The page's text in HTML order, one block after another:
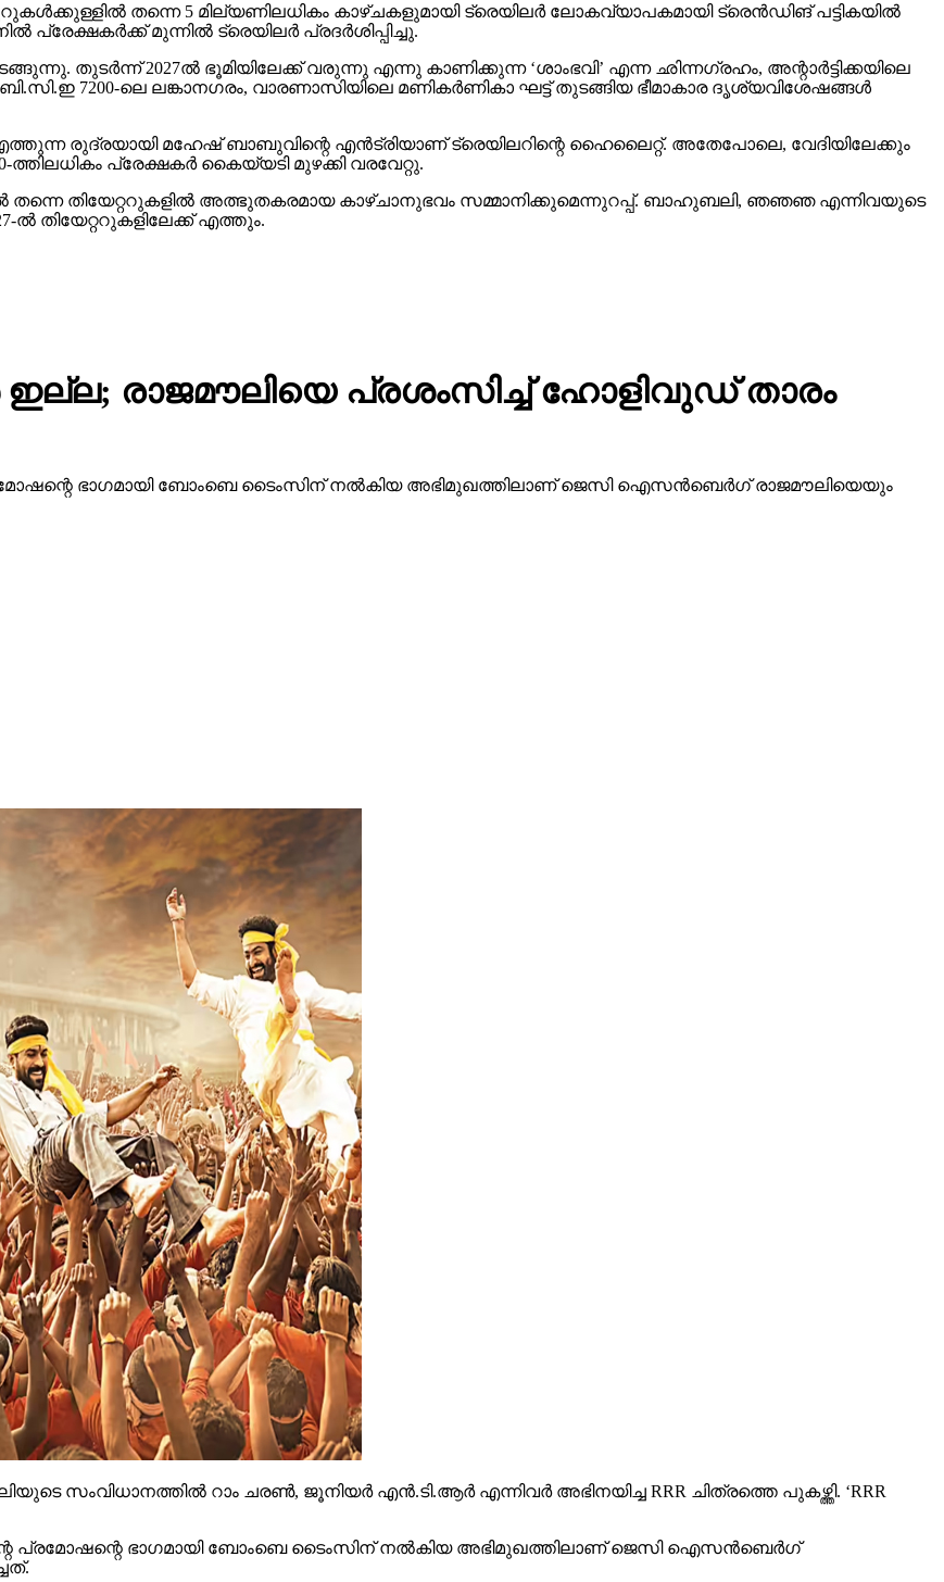
തന്നെ 5 മില്യണിലധികം കാഴ്ചകളുമായി ട്രെയിലര്‍ ലോകവ്യാപകമായി ട്രെന്‍ഡിങ് പട്ടികയില്‍
പ്രേക്ഷകര്‍ക്ക് മുന്നില്‍ ട്രെയിലര്‍ പ്രദര്‍ശിപ്പിച്ചു.
തുടര്‍ന്ന് 2027ല്‍ ഭൂമിയിലേക്ക് വരുന്നു എന്നു കാണിക്കുന്ന ‘ശാംഭവി’ എന്ന ഛിന്നഗ്രഹം, അന്റാര്‍ട്ടിക്കയിലെ
7200-ലെ ലങ്കാനഗരം, വാരണാസിയിലെ മണികര്‍ണികാ ഘട്ട് തുടങ്ങിയ ഭീമാകാര ദൃശ്യവിശേഷങ്ങള്‍
രുദ്രയായി മഹേഷ് ബാബുവിന്റെ എന്‍ട്രിയാണ് ട്രെയിലറിന്റെ ഹൈലൈറ്റ്. അതേപോലെ, വേദിയിലേക്കും
പ്രേക്ഷകര്‍ കൈയ്യടി മുഴക്കി വരവേറ്റു.
തിയേറ്ററുകളില്‍ അത്ഭുതകരമായ കാഴ്ചാനുഭവം സമ്മാനിക്കുമെന്നുറപ്പ്. ബാഹുബലി, ഞഞഞ എന്നിവയുടെ
ല്‍ തിയേറ്ററുകളിലേക്ക് എത്തും.
ഇല്ല; രാജമൗലിയെ പ്രശംസിച്ച് ഹോളിവുഡ് താരം
ഭാഗമായി ബോംബെ ടൈംസിന് നല്‍കിയ അഭിമുഖത്തിലാണ് ജെസി ഐസന്‍ബെര്‍ഗ് രാജമൗലിയെയും
റാം ചരണ്‍, ജൂനിയര്‍ എന്‍.ടി.ആര്‍ എന്നിവര്‍ അഭിനയിച്ച RRR ചിത്രത്തെ പുകഴ്ത്തി. ‘RRR
പ്രമോഷന്റെ ഭാഗമായി ബോംബെ ടൈംസിന് നല്‍കിയ അഭിമുഖത്തിലാണ് ജെസി ഐസന്‍ബെര്‍ഗ്